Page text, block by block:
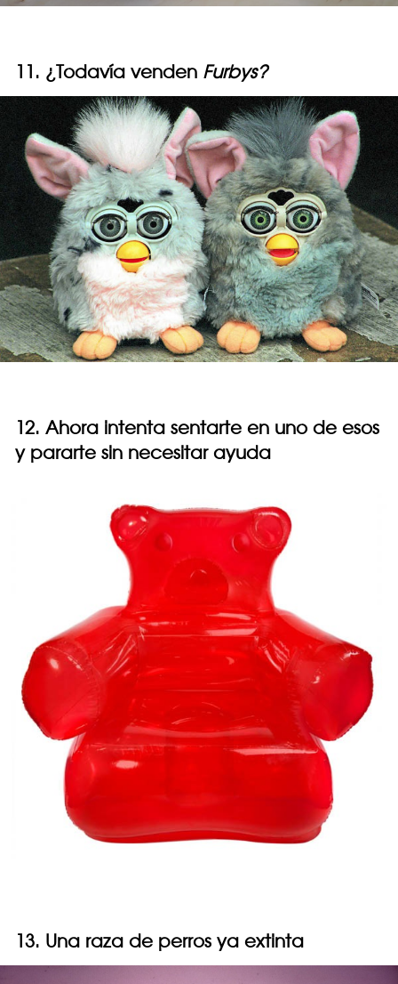
11. ¿Todavía venden Furbys?
12. Ahora intenta sentarte en uno de esos
y pararte sin necesitar ayuda
13. Una raza de perros ya extinta